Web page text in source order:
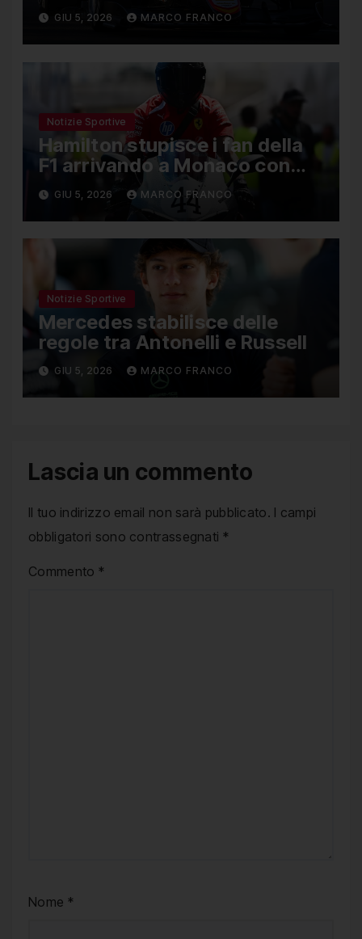
Nael, Bruno del Pino ottavo
GIU 5, 2026 MARCO FRANCO
Notizie Sportive
Hamilton stupisce i fan della
F1 arrivando a Monaco con
una Ducati in edizione limitata
GIU 5, 2026 MARCO FRANCO
Notizie Sportive
Mercedes stabilisce delle
regole tra Antonelli e Russell
GIU 5, 2026 MARCO FRANCO
Lascia un commento
Il tuo indirizzo email non sarà pubblicato. I campi
obbligatori sono contrassegnati *
Commento *
Nome *